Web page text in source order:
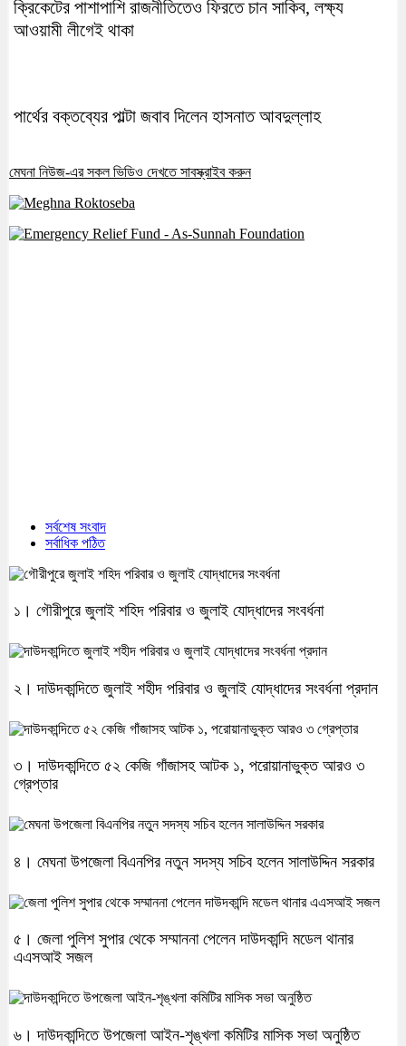
ক্রিকেটের পাশাপাশি রাজনীতিতেও ফিরতে চান সাকিব, লক্ষ্য
আওয়ামী লীগেই থাকা
পার্থের বক্তব্যের পাল্টা জবাব দিলেন হাসনাত আবদুল্লাহ
মেঘনা নিউজ-এর সকল ভিডিও দেখতে সাবস্ক্রাইব করুন
সর্বশেষ সংবাদ
সর্বাধিক পঠিত
১। গৌরীপুরে জুলাই শহিদ পরিবার ও জুলাই যোদ্ধাদের সংবর্ধনা
২। দাউদকান্দিতে জুলাই শহীদ পরিবার ও জুলাই যোদ্ধাদের সংবর্ধনা প্রদান
৩। দাউদকান্দিতে ৫২ কেজি গাঁজাসহ আটক ১, পরোয়ানাভুক্ত আরও ৩
গ্রেপ্তার
৪। মেঘনা উপজেলা বিএনপির নতুন সদস্য সচিব হলেন সালাউদ্দিন সরকার
৫। জেলা পুলিশ সুপার থেকে সম্মাননা পেলেন দাউদকান্দি মডেল থানার
এএসআই সজল
৬। দাউদকান্দিতে উপজেলা আইন-শৃঙ্খলা কমিটির মাসিক সভা অনুষ্ঠিত